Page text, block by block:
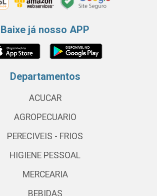
Baixe já nosso APP
Departamentos
ACUCAR
AGROPECUARIO
PERECIVEIS - FRIOS
HIGIENE PESSOAL
MERCEARIA
BEBIDAS